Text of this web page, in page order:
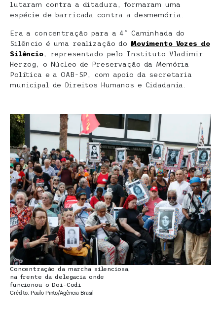
lutaram contra a ditadura, formaram uma
espécie de barricada contra a desmemória.
Era a concentração para a 4ª Caminhada do
Silêncio é uma realização do Movimento Vozes do
Silêncio, representado pelo Instituto Vladimir
Herzog, o Núcleo de Preservação da Memória
Política e a OAB-SP, com apoio da secretaria
municipal de Direitos Humanos e Cidadania.
Concentração da marcha silenciosa,
na frente da delegacia onde
funcionou o Doi-Codi
Crédito: Paulo Pinto/Agência Brasil